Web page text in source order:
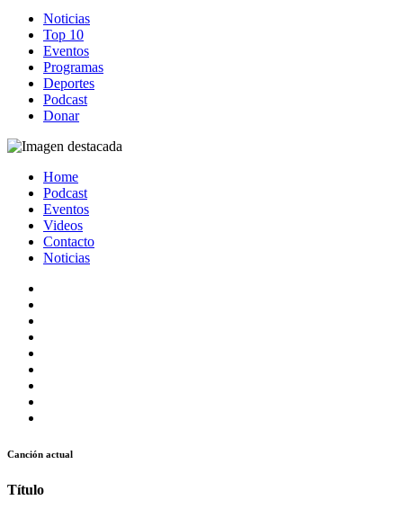
Noticias
Top 10
Eventos
Programas
Deportes
Podcast
Donar
Home
Podcast
Eventos
Videos
Contacto
Noticias
Canción actual
Título